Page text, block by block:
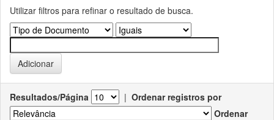
Utilizar filtros para refinar o resultado de busca.
Resultados/Página | Ordenar registros por
Ordenar